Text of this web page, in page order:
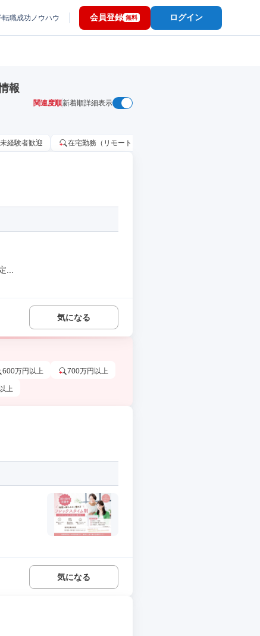
転職成功ノウハウ 会員登録 無料 ログイン
報
関連度順新着順詳細表示
未経験者歓迎 在宅勤務（リモートワーク）OK
...
気になる
600万円以上 700万円以上
上
気になる